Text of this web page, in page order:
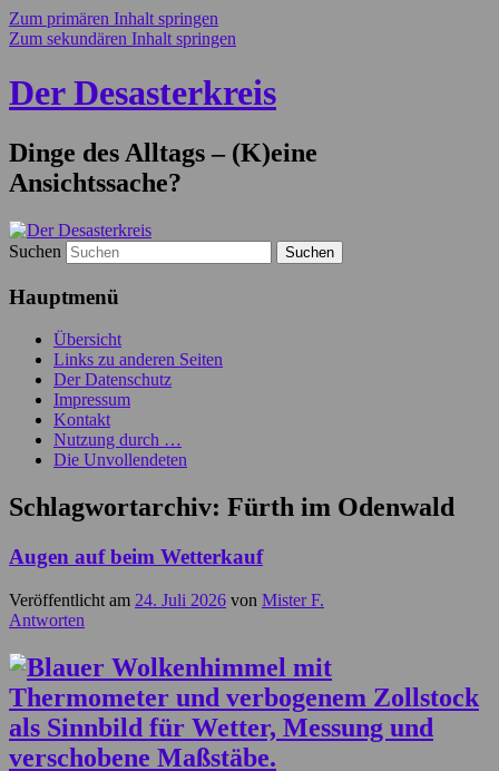
Zum primären Inhalt springen
Zum sekundären Inhalt springen
Der Desasterkreis
Dinge des Alltags – (K)eine
Ansichtssache?
Suchen
Hauptmenü
Übersicht
Links zu anderen Seiten
Der Datenschutz
Impressum
Kontakt
Nutzung durch …
Die Unvollendeten
Schlagwortarchiv: Fürth im Odenwald
Augen auf beim Wetterkauf
Veröffentlicht am 24. Juli 2026 von Mister F.
Antworten